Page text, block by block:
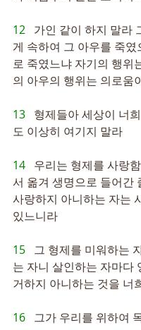
12 가인 같이 하지 말라
게 속하여 그 아우를 죽였
로 죽였느냐 자기의 행위
의 아우의 행위는 의로움
13 형제들아 세상이 너
도 이상히 여기지 말라
14 우리는 형제를 사랑
서 옮겨 생명으로 들어간
사랑하지 아니하는 자는
있느니라
15 그 형제를 미워하는
는 자니 살인하는 자마다
거하지 아니하는 것을 너
16 그가 우리를 위하여